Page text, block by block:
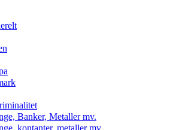
Banker, Metaller mv.
kontanter, metaller mv.